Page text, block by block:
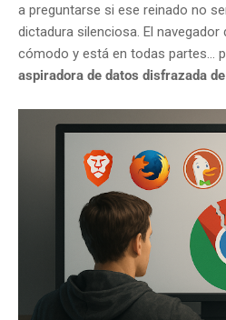
a preguntarse si ese reinado no
dictadura silenciosa. El navegador
cómodo y está en todas partes…
aspiradora de datos disfrazada